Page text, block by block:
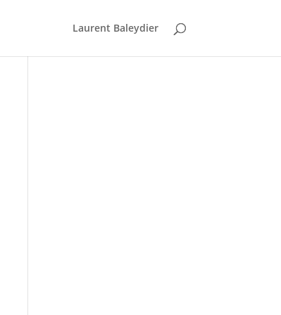
Laurent Baleydier